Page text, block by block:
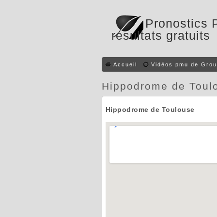
Pronostics
résultats gratuits
Accueil Vidéos pmu de
Hippodrome de
Hippodrome de Toulouse